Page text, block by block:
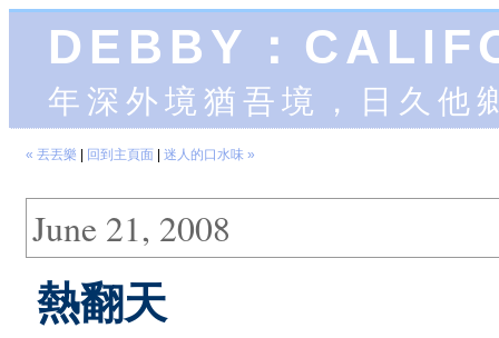
DEBBY：
年深外境猶吾境，日久
« 丟丟樂 回到主頁面 迷人的口水味 »
June 21, 2008
熱翻天